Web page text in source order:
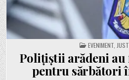
POSTED
IN
EVENIMENT,
Polițiștii arădeni au
pentru sărbători